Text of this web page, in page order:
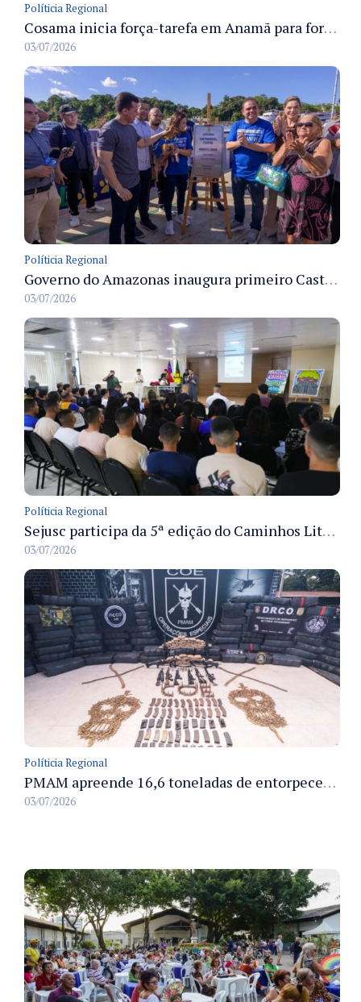
Políticia Regional
Cosama inicia força-tarefa em Anamã para fortalecer abastecimento de água e segurança hídrica da população
03/07/2026
Políticia Regional
Governo do Amazonas inaugura primeiro Castramóvel Fluvial para atendimento veterinário às comunidades ribeirinhas e castração gratuita
03/07/2026
Políticia Regional
Sejusc participa da 5ª edição do Caminhos Literários com foco na cultura hip-hop nas unidades socioeducativas
03/07/2026
Políticia Regional
PMAM apreende 16,6 toneladas de entorpecentes e registra aumento nas prisões em flagrante e nas capturas de foragidos no primeiro semestre de 2026
03/07/2026